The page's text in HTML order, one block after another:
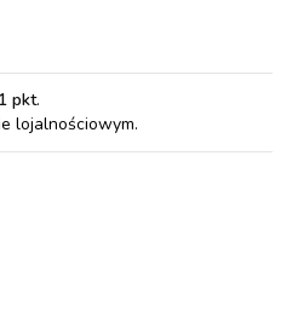
1 pkt.
lojalnościowym.